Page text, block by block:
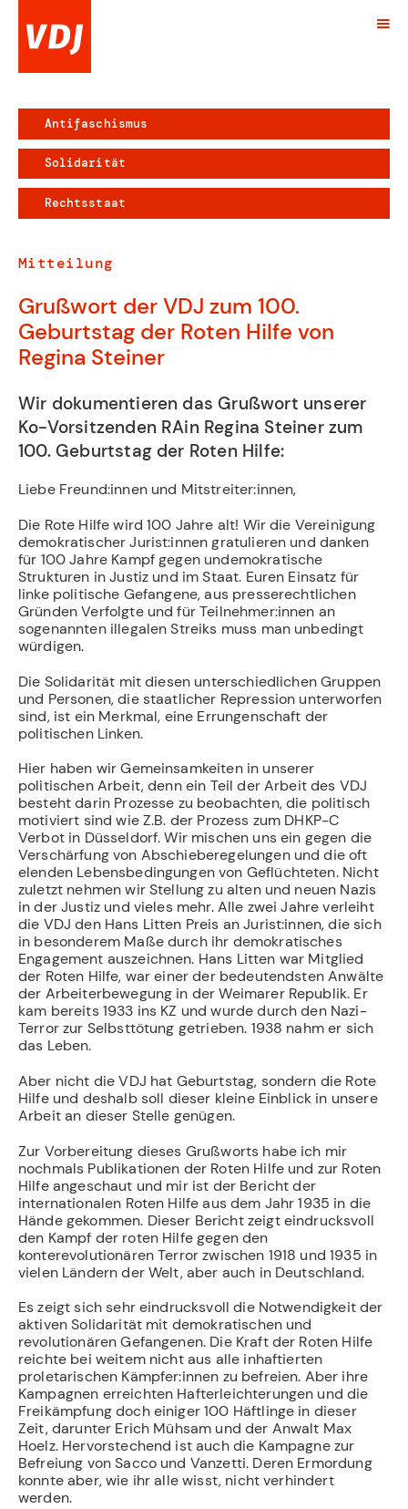
Antifaschismus
Solidarität
Rechtsstaat
Mitteilung
Grußwort der VDJ zum 100.
Geburtstag der Roten Hilfe von
Regina Steiner
Wir dokumentieren das Grußwort unserer
Ko-Vorsitzenden RAin Regina Steiner zum
100. Geburtstag der Roten Hilfe:
Liebe Freund:innen und Mitstreiter:innen,
Die Rote Hilfe wird 100 Jahre alt! Wir die Vereinigung
demokratischer Jurist:innen gratulieren und danken
für 100 Jahre Kampf gegen undemokratische
Strukturen in Justiz und im Staat. Euren Einsatz für
linke politische Gefangene, aus presserechtlichen
Gründen Verfolgte und für Teilnehmer:innen an
sogenannten illegalen Streiks muss man unbedingt
würdigen.
Die Solidarität mit diesen unterschiedlichen Gruppen
und Personen, die staatlicher Repression unterworfen
sind, ist ein Merkmal, eine Errungenschaft der
politischen Linken.
Hier haben wir Gemeinsamkeiten in unserer
politischen Arbeit, denn ein Teil der Arbeit des VDJ
besteht darin Prozesse zu beobachten, die politisch
motiviert sind wie Z.B. der Prozess zum DHKP-C
Verbot in Düsseldorf. Wir mischen uns ein gegen die
Verschärfung von Abschieberegelungen und die oft
elenden Lebensbedingungen von Geflüchteten. Nicht
zuletzt nehmen wir Stellung zu alten und neuen Nazis
in der Justiz und vieles mehr. Alle zwei Jahre verleiht
die VDJ den Hans Litten Preis an Jurist:innen, die sich
in besonderem Maße durch ihr demokratisches
Engagement auszeichnen. Hans Litten war Mitglied
der Roten Hilfe, war einer der bedeutendsten Anwälte
der Arbeiterbewegung in der Weimarer Republik. Er
kam bereits 1933 ins KZ und wurde durch den Nazi-
Terror zur Selbsttötung getrieben. 1938 nahm er sich
das Leben.
Aber nicht die VDJ hat Geburtstag, sondern die Rote
Hilfe und deshalb soll dieser kleine Einblick in unsere
Arbeit an dieser Stelle genügen.
Zur Vorbereitung dieses Grußworts habe ich mir
nochmals Publikationen der Roten Hilfe und zur Roten
Hilfe angeschaut und mir ist der Bericht der
internationalen Roten Hilfe aus dem Jahr 1935 in die
Hände gekommen. Dieser Bericht zeigt eindrucksvoll
den Kampf der roten Hilfe gegen den
konterevolutionären Terror zwischen 1918 und 1935 in
vielen Ländern der Welt, aber auch in Deutschland.
Es zeigt sich sehr eindrucksvoll die Notwendigkeit der
aktiven Solidarität mit demokratischen und
revolutionären Gefangenen. Die Kraft der Roten Hilfe
reichte bei weitem nicht aus alle inhaftierten
proletarischen Kämpfer:innen zu befreien. Aber ihre
Kampagnen erreichten Hafterleichterungen und die
Freikämpfung doch einiger 100 Häftlinge in dieser
Zeit, darunter Erich Mühsam und der Anwalt Max
Hoelz. Hervorstechend ist auch die Kampagne zur
Befreiung von Sacco und Vanzetti. Deren Ermordung
konnte aber, wie ihr alle wisst, nicht verhindert
werden.